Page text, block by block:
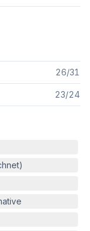
26/31
23/24